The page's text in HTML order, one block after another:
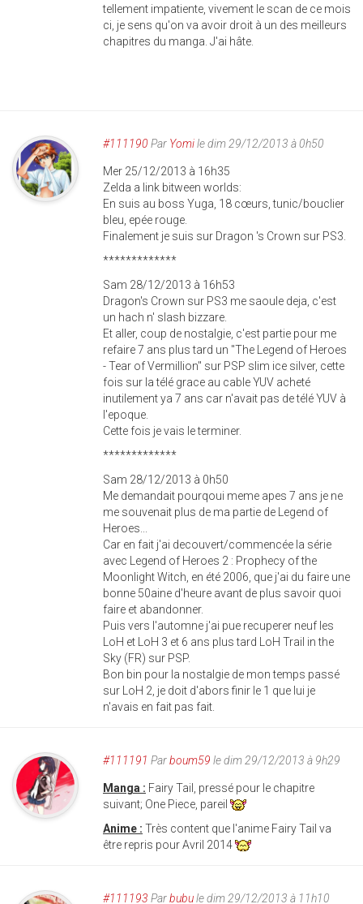
tellement impatiente, vivement le scan de ce mois
ci, je sens qu'on va avoir droit à un des meilleurs
chapitres du manga. J'ai hâte.
#111190 Par Yomile dim 29/12/2013 à 0h50
Mer 25/12/2013 à 16h35
Zelda a link bitween worlds:
En suis au boss Yuga, 18 cœurs, tunic/bouclier
bleu, epée rouge.
Finalement je suis sur Dragon 's Crown sur PS3.
*************
Sam 28/12/2013 à 16h53
Dragon's Crown sur PS3 me saoule deja, c'est
un hach n' slash bizzare.
Et aller, coup de nostalgie, c'est partie pour me
refaire 7 ans plus tard un "The Legend of Heroes
- Tear of Vermillion" sur PSP slim ice silver, cette
fois sur la télé grace au cable YUV acheté
inutilement ya 7 ans car n'avait pas de télé YUV à
l'epoque.
Cette fois je vais le terminer.
*************
Sam 28/12/2013 à 0h50
Me demandait pourqoui meme apes 7 ans je ne
me souvenait plus de ma partie de Legend of
Heroes...
Car en fait j'ai decouvert/commencée la série
avec Legend of Heroes 2 : Prophecy of the
Moonlight Witch, en été 2006, que j'ai du faire une
bonne 50aine d'heure avant de plus savoir quoi
faire et abandonner.
Puis vers l'automne j'ai pue recuperer neuf les
LoH et LoH 3 et 6 ans plus tard LoH Trail in the
Sky (FR) sur PSP.
Bon bin pour la nostalgie de mon temps passé
sur LoH 2, je doit d'abors finir le 1 que lui je
n'avais en fait pas fait.
#111191 Parboum59 le dim 29/12/2013 à 9h29
Manga : Fairy Tail, pressé pour le chapitre
suivant; One Piece, pareil
Anime : Très content que l'anime Fairy Tail va
être repris pour Avril 2014
#111193 Parbubule dim 29/12/2013 à 11h10